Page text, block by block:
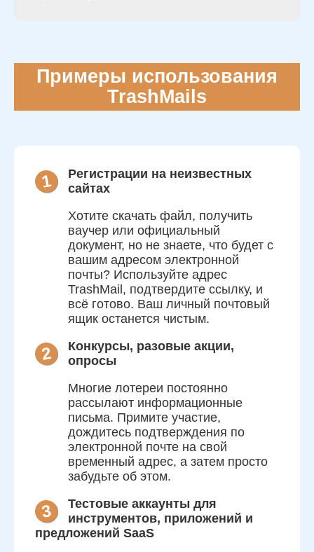
Примеры использования
TrashMails
1
Регистрации на неизвестных
сайтах
Хотите скачать файл, получить
ваучер или официальный
документ, но не знаете, что будет с
вашим адресом электронной
почты? Используйте адрес
TrashMail, подтвердите ссылку, и
всё готово. Ваш личный почтовый
ящик останется чистым.
2
Конкурсы, разовые акции,
опросы
Многие лотереи постоянно
рассылают информационные
письма. Примите участие,
дождитесь подтверждения по
электронной почте на свой
временный адрес, а затем просто
забудьте об этом.
3
Тестовые аккаунты для
инструментов, приложений и
предложений SaaS